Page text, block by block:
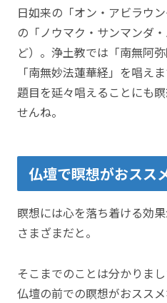
日如来の「オン・アビラウ
の「ノウマク・サンマンダ
ど）。浄土教では「南無阿
「南無妙法蓮華経」を唱え
題目を延々唱えることにも
せんね。
仏壇で瞑想がおスス
瞑想には心を落ち着ける効
さまざまだと。
そこまでのことは分かりま
仏壇の前での瞑想がおスス